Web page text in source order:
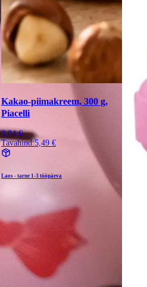
Kakao-piimakreem, 300 g,
Piacelli
3,84 €
Tavahind:5,49 €
Laos - tarne 1-3 tööpäeva